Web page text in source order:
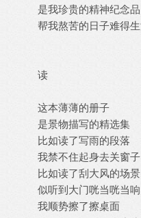
是我珍贵的精神纪念品
帮我熬苦的日子难得
读
这本薄薄的册子
是景物描写的精选集
比如读了写雨的段落
我禁不住起身去关窗子
比如读了刮大风的场景
似听到大门咣当咣当响
我顺势擦了擦桌面